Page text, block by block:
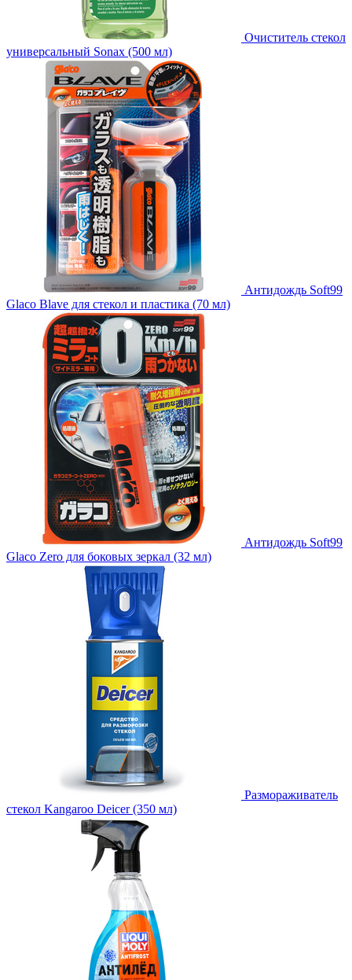
Очиститель стекол
универсальный Sonax (500 мл)
Антидождь Soft99
Glaco Blave для стекол и пластика (70 мл)
Антидождь Soft99
Glaco Zero для боковых зеркал (32 мл)
Размораживатель
стекол Kangaroo Deicer (350 мл)